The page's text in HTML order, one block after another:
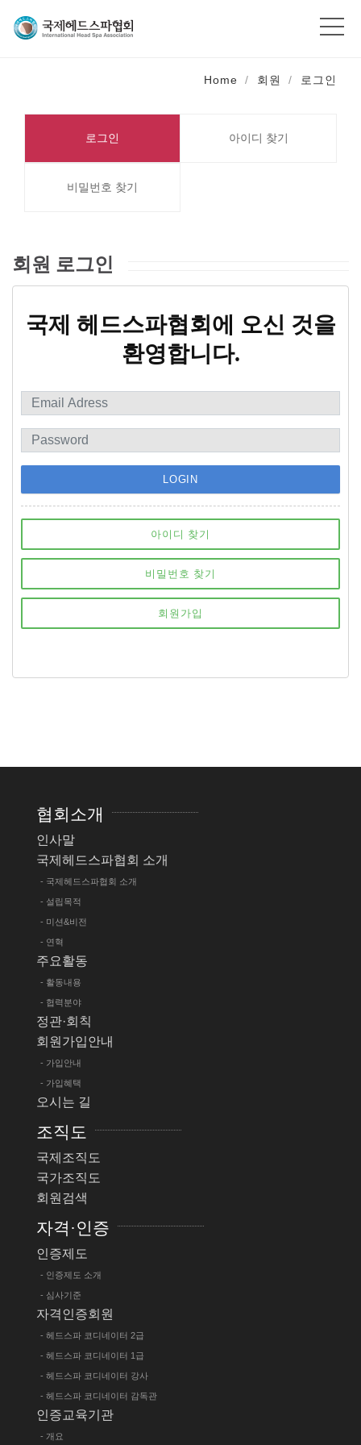
Home 회원 로그인
로그인 아이디 찾기
비밀번호 찾기
회원 로그인
국제 헤드스파협회에 오신 것을
환영합니다.
LOGIN
아이디 찾기
비밀번호 찾기
회원가입
협회소개
인사말
국제헤드스파협회 소개
- 국제헤드스파협회 소개
- 설립목적
- 미션&비전
- 연혁
주요활동
- 활동내용
- 협력분야
정관·회칙
회원가입안내
- 가입안내
- 가입혜택
오시는 길
조직도
국제조직도
국가조직도
회원검색
자격·인증
인증제도
- 인증제도 소개
- 심사기준
자격인증회원
- 헤드스파 코디네이터 2급
- 헤드스파 코디네이터 1급
- 헤드스파 코디네이터 강사
- 헤드스파 코디네이터 감독관
인증교육기관
- 개요